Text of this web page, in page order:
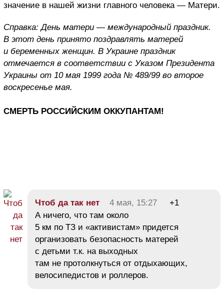
значение в нашей жизни главного человека — Матери.
Справка: День матери — международный праздник.
В этот день принято поздравлять матерей
и беременных женщин. В Украине праздник
отмечается в соответствии с Указом Президента
Украины от 10 мая 1999 года № 489/99 во второе
воскресенье мая.
СМЕРТЬ РОССИЙСКИМ ОККУПАНТАМ!
Чтоб да так нет 4 мая, 15:27
+1
А ничего, что там около
5 км по ТЗ и «активистам» придется
организовать безопасность матерей
с детьми т.к. на выходных
там не протолкнуться от отдыхающих,
велосипедистов и роллеров.